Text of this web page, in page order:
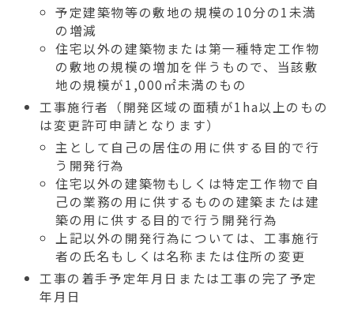
予定建築物等の敷地の規模の10分の1未満
の増減
住宅以外の建築物または第一種特定工作物
の敷地の規模の増加を伴うもので、当該敷
地の規模が1,000㎡未満のもの
工事施行者（開発区域の面積が1ha以上のもの
は変更許可申請となります）
主として自己の居住の用に供する目的で行
う開発行為
住宅以外の建築物もしくは特定工作物で自
己の業務の用に供するものの建築または建
築の用に供する目的で行う開発行為
上記以外の開発行為については、工事施行
者の氏名もしくは名称または住所の変更
工事の着手予定年月日または工事の完了予定
年月日